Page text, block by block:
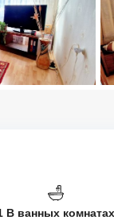
В ванных комнатах